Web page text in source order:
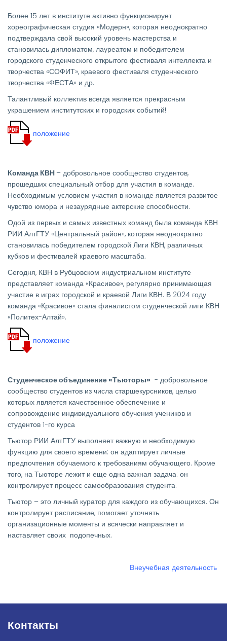
Более 15 лет в институте активно функционирует
хореографическая студия «Модерн», которая неоднократно
подтверждала свой высокий уровень мастерства и
становилась дипломатом, лауреатом и победителем
городского студенческого открытого фестиваля интеллекта и
творчества «СОФИТ», краевого фестиваля студенческого
творчества «ФЕСТА» и др.
Талантливый коллектив всегда является прекрасным
украшением институтских и городских событий!
положение
Команда КВН – добровольное сообщество студентов,
прошедших специальный отбор для участия в команде.
Необходимым условием участия в команде является развитое
чувство юмора и незаурядные актерские способности.
Одой из первых и самых известных команд была команда КВН
РИИ АлтГТУ «Центральный район», которая неоднократно
становилась победителем городской Лиги КВН, различных
кубков и фестивалей краевого масштаба.
Сегодня, КВН в Рубцовском индустриальном институте
представляет команда «Красивое», регулярно принимающая
участие в играх городской и краевой Лиги КВН. В 2024 году
команда «Красивое» стала финалистом студенческой лиги КВН
«Политех-Алтай».
положение
Студенческое объединение «Тьюторы» - добровольное
сообщество студентов из числа старшекурсников, целью
которых является качественное обеспечение и
сопровождение индивидуального обучения учеников и
студентов 1-го курса
Тьютор РИИ АлтГТУ выполняет важную и необходимую
функцию для своего времени: он адаптирует личные
предпочтения обучаемого к требованиям обучающего. Кроме
того, на Тьюторе лежит и еще одна важная задача: он
контролирует процесс самообразования студента.
Тьютор – это личный куратор для каждого из обучающихся. Он
контролирует расписание, помогает уточнять
организационные моменты и всячески направляет и
наставляет своих подопечных.
Внеучебная деятельность
Контакты